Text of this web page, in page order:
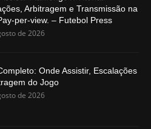
Arbitragem e Transmissão na
per-view. – Futebol Press
de 2026
Onde Assistir, Escalações
do Jogo
de 2026